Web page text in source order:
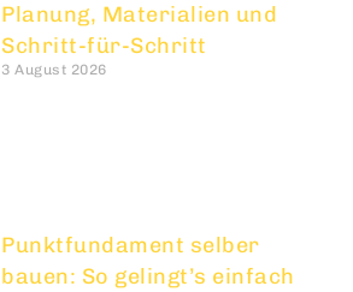
Planung, Materialien und
Schritt-für-Schritt
3 August 2026
Punktfundament selber
bauen: So gelingt’s einfach